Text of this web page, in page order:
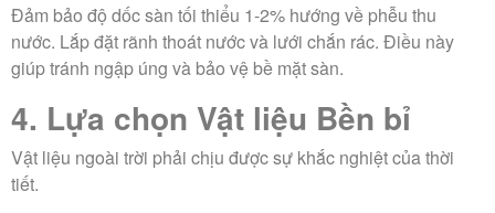
Đảm bảo độ dốc sàn tối thiểu 1-2% hướng về phễu thu
nước. Lắp đặt rãnh thoát nước và lưới chắn rác. Điều này
giúp tránh ngập úng và bảo vệ bề mặt sàn.
4. Lựa chọn Vật liệu Bền bỉ
Vật liệu ngoài trời phải chịu được sự khắc nghiệt của thời
tiết.